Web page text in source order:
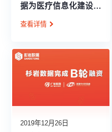
据为医疗信息化建设护
查看详情
2019年12月26日